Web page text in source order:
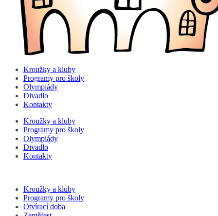
Kroužky a kluby
Programy pro školy
Olympiády
Divadlo
Kontakty
Kroužky a kluby
Programy pro školy
Olympiády
Divadlo
Kontakty
Kroužky a kluby
Programy pro školy
Otvírací doba